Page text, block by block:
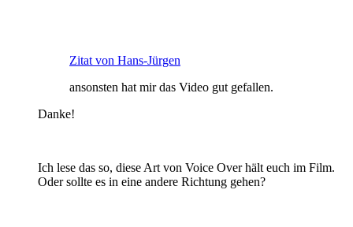
Zitat von Hans-Jürgen
ansonsten hat mir das Video gut gefallen.
Danke!
Ich lese das so, diese Art von Voice Over hält euch im Film.
Oder sollte es in eine andere Richtung gehen?